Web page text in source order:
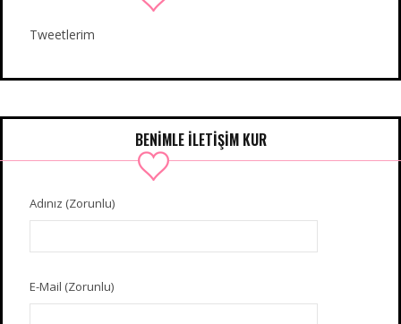
Tweetlerim
BENIMLE İLETIŞIM KUR
Adınız (Zorunlu)
E-Mail (Zorunlu)